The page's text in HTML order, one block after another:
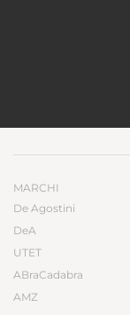
MARCHI
De Agostini
DeA
UTET
ABraCadabra
AMZ